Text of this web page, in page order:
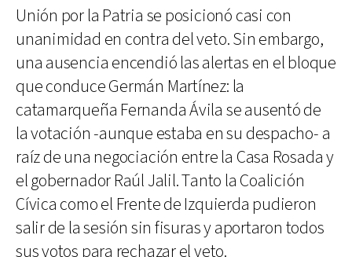
Unión por la Patria se posicionó casi con
unanimidad en contra del veto. Sin embargo,
una ausencia encendió las alertas en el bloque
que conduce Germán Martínez: la
catamarqueña Fernanda Ávila se ausentó de
la votación -aunque estaba en su despacho- a
raíz de una negociación entre la Casa Rosada y
el gobernador Raúl Jalil. Tanto la Coalición
Cívica como el Frente de Izquierda pudieron
salir de la sesión sin fisuras y aportaron todos
sus votos para rechazar el veto.